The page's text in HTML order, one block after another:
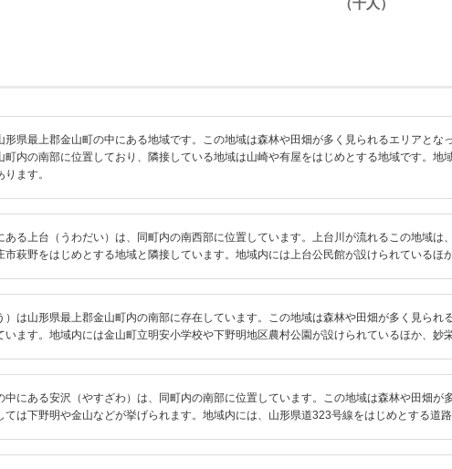
形県最上郡金山町の中にある地域です。この地域は森林や田畑が多く見られるエリアとな
町内の南部に位置しており、隣接している地域は山崎や有屋をはじめとする地域です。地
ます。
ある上台（うわだい）は、同町内の南西部に位置しています。上台川が流れるこの地域は
市萩野をはじめとする地域と隣接しています。地域内には上台公民館が設けられているほ
）は山形県最上郡金山町内の南部に存在しています。この地域は森林や田畑が多く見ら
います。地域内には金山町立明安小学校や下野明地区農村公園が設けられているほか、妙
中にある安沢（やすざわ）は、同町内の南部に位置しています。この地域は森林や田畑が
ては下野明や金山などが挙げられます。地域内には、山形県道323号線をはじめとする道路